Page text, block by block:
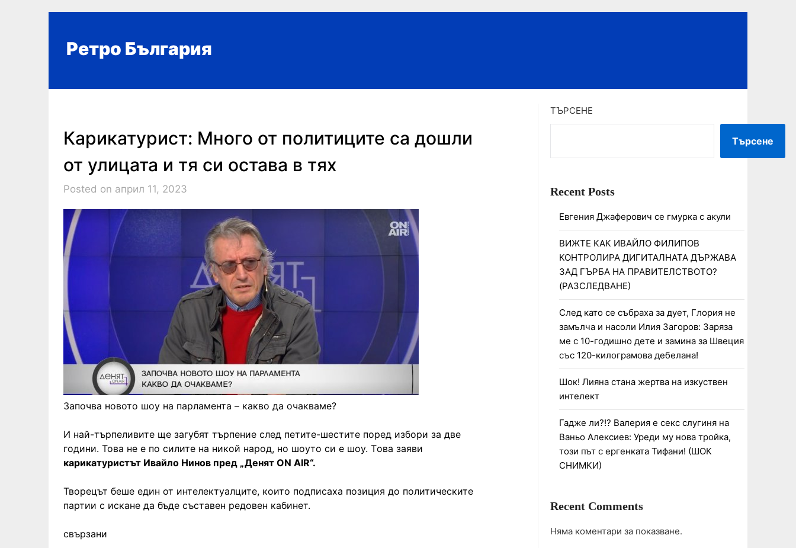
Ретро България
Карикатурист: Много от политиците са дошли
от улицата и тя си остава в тях
Posted on април 11, 2023
Започва новото шоу на парламента – какво да очакваме?
И най-търпеливите ще загубят търпение след петите-шестите поред избори за две
години. Това не е по силите на никой народ, но шоуто си е шоу. Tова заяви
карикатуристът Ивайло Нинов пред „Денят ON AIR“.
Творецът беше един от интелектуалците, които подписаха позиция до политическите
партии с искане да бъде съставен редовен кабинет.
свързани
ТЪРСЕНЕ
Търсене
Recent Posts
Евгения Джаферович се гмурка с акули
ВИЖТЕ КАК ИВАЙЛО ФИЛИПОВ
КОНТРОЛИРА ДИГИТАЛНАТА ДЪРЖАВА
ЗАД ГЪРБА НА ПРАВИТЕЛСТВОТО?
(РАЗСЛЕДВАНЕ)
След като се събраха за дует, Глория не
замълча и насоли Илия Загоров: Заряза
ме с 10-годишно дете и замина за Швеция
със 120-килограмова дебелана!
Шок! Лияна стана жертва на изкуствен
интелект
Гадже ли?!? Валерия е секс слугиня на
Ваньо Алексиев: Уреди му нова тройка,
този път с ергенката Тифани! (ШОК
СНИМКИ)
Recent Comments
Няма коментари за показване.